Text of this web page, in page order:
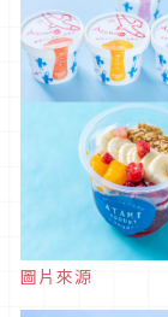
圖片來源